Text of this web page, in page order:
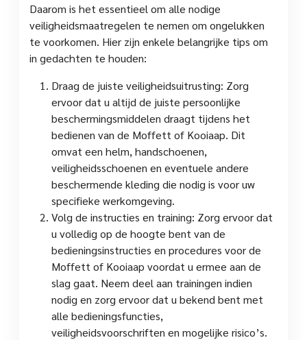
Daarom is het essentieel om alle nodige
veiligheidsmaatregelen te nemen om ongelukken
te voorkomen. Hier zijn enkele belangrijke tips om
in gedachten te houden:
Draag de juiste veiligheidsuitrusting: Zorg
ervoor dat u altijd de juiste persoonlijke
beschermingsmiddelen draagt tijdens het
bedienen van de Moffett of Kooiaap. Dit
omvat een helm, handschoenen,
veiligheidsschoenen en eventuele andere
beschermende kleding die nodig is voor uw
specifieke werkomgeving.
Volg de instructies en training: Zorg ervoor dat
u volledig op de hoogte bent van de
bedieningsinstructies en procedures voor de
Moffett of Kooiaap voordat u ermee aan de
slag gaat. Neem deel aan trainingen indien
nodig en zorg ervoor dat u bekend bent met
alle bedieningsfuncties,
veiligheidsvoorschriften en mogelijke risico’s.